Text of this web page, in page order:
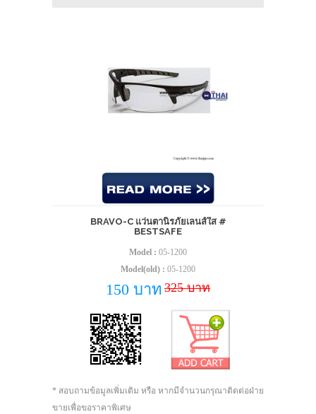
BRAVO-C แว่นตานิรภัยเลนส์ใส #
BESTSAFE
Model : 05-1200
Model(old) : 05-1200
150 บาท 325 บาท
* สอบถามข้อมูลเพิ่มเติม หรือ หากมีจำนวนกรุณาติดต่อฝ่าย
ขายเพื่อขอราคาพิเศษ